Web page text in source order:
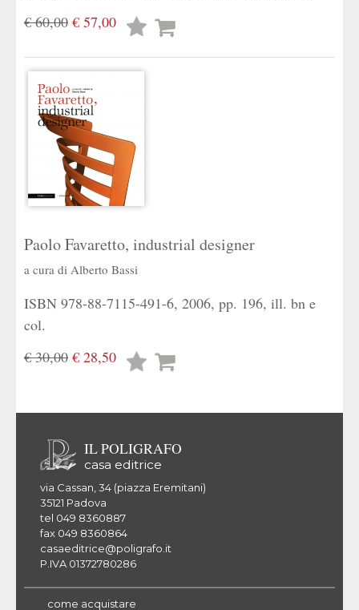
€ 60,00 € 57,00
Lista
Paolo Favaretto, industrial designer
a cura di Alberto Bassi
ISBN 978-88-7115-491-6, 2006, pp. 196, ill. bn e
col.
€ 30,00 € 28,50
Lista
IL POLIGRAFO
casa editrice
via Cassan, 34 (piazza Eremitani)
35121 Padova
tel 049 8360887
fax 049 8360864
casaeditrice@poligrafo.it
P.IVA 01372780286
come acquistare